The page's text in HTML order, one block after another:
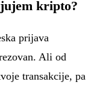
kripto?
prijava
Ali od
transakcije, pa